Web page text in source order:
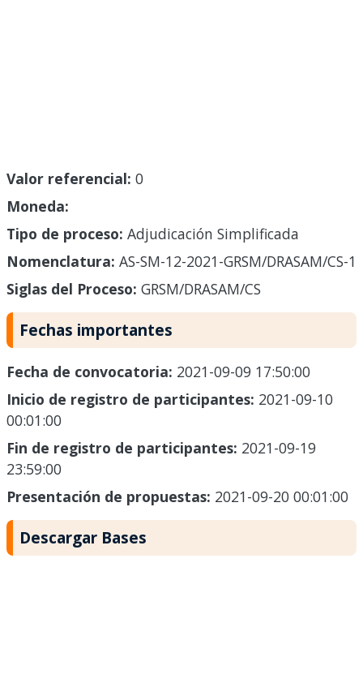
Valor referencial: 0
Moneda:
Tipo de proceso: Adjudicación Simplificada
Nomenclatura: AS-SM-12-2021-GRSM/DRASAM/CS-1
Siglas del Proceso: GRSM/DRASAM/CS
Fechas importantes
Fecha de convocatoria: 2021-09-09 17:50:00
Inicio de registro de participantes: 2021-09-10
00:01:00
Fin de registro de participantes: 2021-09-19
23:59:00
Presentación de propuestas: 2021-09-20 00:01:00
Descargar Bases